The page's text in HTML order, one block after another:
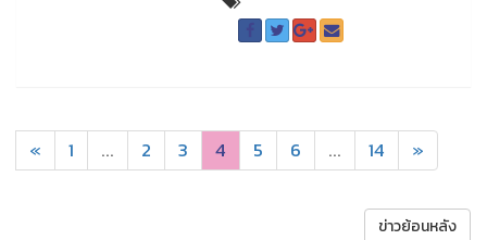
« 1 ... 2 3 4 5 6 ... 14 »
ข่าวย้อนหลัง